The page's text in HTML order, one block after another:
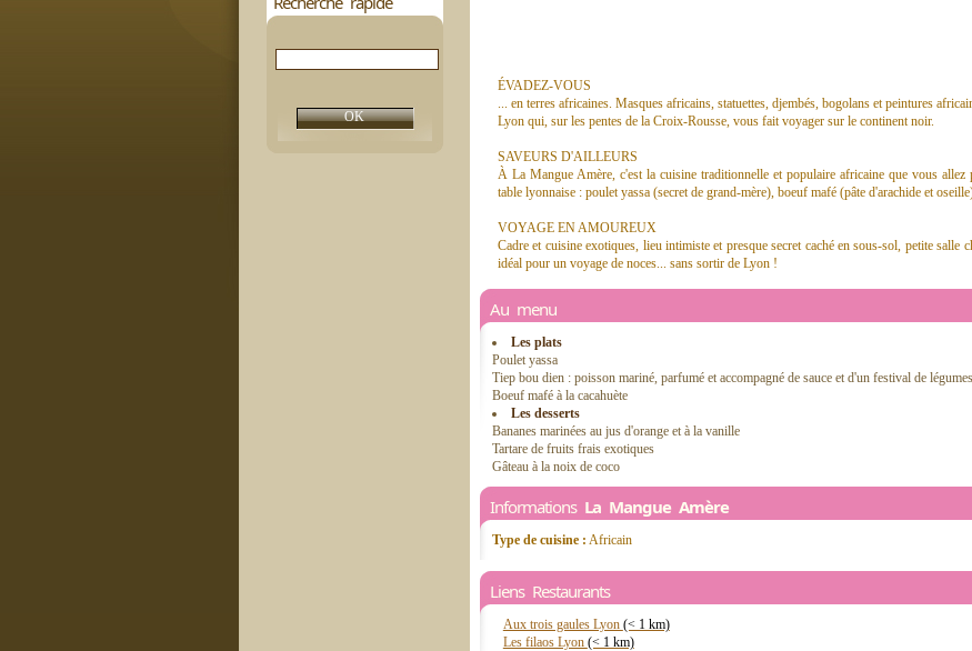
ÉVADEZ-VOUS
... en terres africaines. Masques africains, statuettes, djembés, bogolans et peintures
Lyon qui, sur les pentes de la Croix-Rousse, vous fait voyager sur le continent noir.
SAVEURS D'AILLEURS
À La Mangue Amère, c'est la cuisine traditionnelle et populaire africaine que vous allez
table lyonnaise : poulet yassa (secret de grand-mère), boeuf mafé (pâte d'arachide et
VOYAGE EN AMOUREUX
Cadre et cuisine exotiques, lieu intimiste et presque secret caché en sous-sol, petite salle
idéal pour un voyage de noces... sans sortir de Lyon !
Au menu
Les plats
Poulet yassa
Tiep bou dien : poisson mariné, parfumé et accompagné de sauce et d'un festival de légumes
Boeuf mafé à la cacahuète
Les desserts
Bananes marinées au jus d'orange et à la vanille
Tartare de fruits frais exotiques
Gâteau à la noix de coco
Informations La Mangue Amère
Type de cuisine : Africain
Liens Restaurants
Aux trois gaules Lyon (< 1 km)
Les filaos Lyon (< 1 km)